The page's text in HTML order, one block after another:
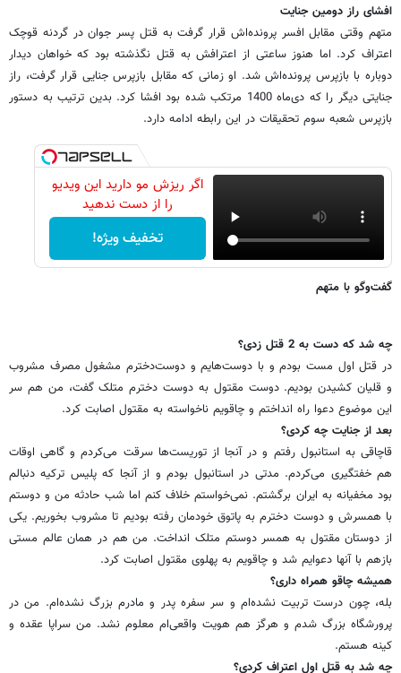
افشای راز دومین جنایت
متهم وقتی مقابل افسر پرونده‌اش قرار گرفت به قتل پسر جوان در گردنه قوچک
اعتراف کرد. اما هنوز ساعتی از اعترافش به قتل نگذشته بود که خواهان دیدار
دوباره با بازپرس پرونده‌اش شد. او زمانی که مقابل بازپرس جنایی قرار گرفت، راز
جنایتی دیگر را که دی‌ماه 1400 مرتکب شده بود افشا کرد. بدین ترتیب به دستور
بازپرس شعبه سوم تحقیقات در این رابطه ادامه دارد.
اگر ریزش مو دارید این ویدیو
را از دست ندهید
تخفیف ویژه!
گفت‌وگو با متهم
چه شد که دست به 2 قتل زدی؟
در قتل اول مست بودم و با دوست‌هایم و دوست‌دخترم مشغول مصرف مشروب
و قلیان کشیدن بودیم. دوست مقتول به دوست دخترم متلک گفت، من هم سر
این موضوع دعوا راه انداختم و چاقویم ناخواسته به مقتول اصابت کرد.
بعد از جنایت چه کردی؟
قاچاقی به استانبول رفتم و در آنجا از توریست‌ها سرقت می‌کردم و گاهی اوقات
هم خفتگیری می‌کردم. مدتی در استانبول بودم و از آنجا که پلیس ترکیه دنبالم
بود مخفیانه به ایران برگشتم. نمی‌خواستم خلاف کنم اما شب حادثه من و دوستم
با همسرش و دوست دخترم به پاتوق خودمان رفته بودیم تا مشروب بخوریم. یکی
از دوستان مقتول به همسر دوستم متلک انداخت. من هم در همان عالم مستی
بازهم با آنها دعوایم شد و چاقویم به پهلوی مقتول اصابت کرد.
همیشه چاقو همراه داری؟
بله، چون درست تربیت نشده‌ام و سر سفره پدر و مادرم بزرگ نشده‌ام. من در
پرورشگاه بزرگ شدم و هرگز هم هویت واقعی‌ام معلوم نشد. من سراپا عقده و
کینه هستم.
چه شد به قتل اول اعتراف کردی؟